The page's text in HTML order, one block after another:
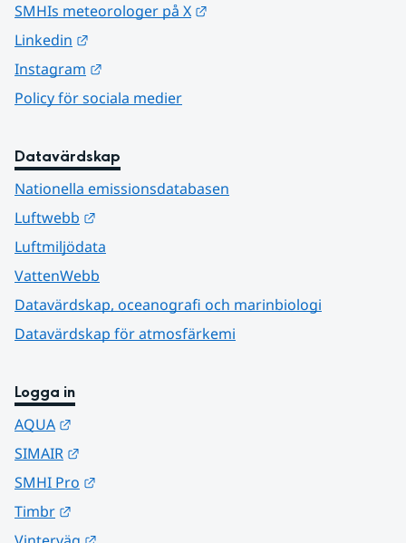
SMHIs meteorologer på X
Linkedin
Instagram
Policy för sociala medier
Datavärdskap
Nationella emissionsdatabasen
Luftwebb
Luftmiljödata
VattenWebb
Datavärdskap, oceanografi och marinbiologi
Datavärdskap för atmosfärkemi
Logga in
AQUA
SIMAIR
SMHI Pro
Timbr